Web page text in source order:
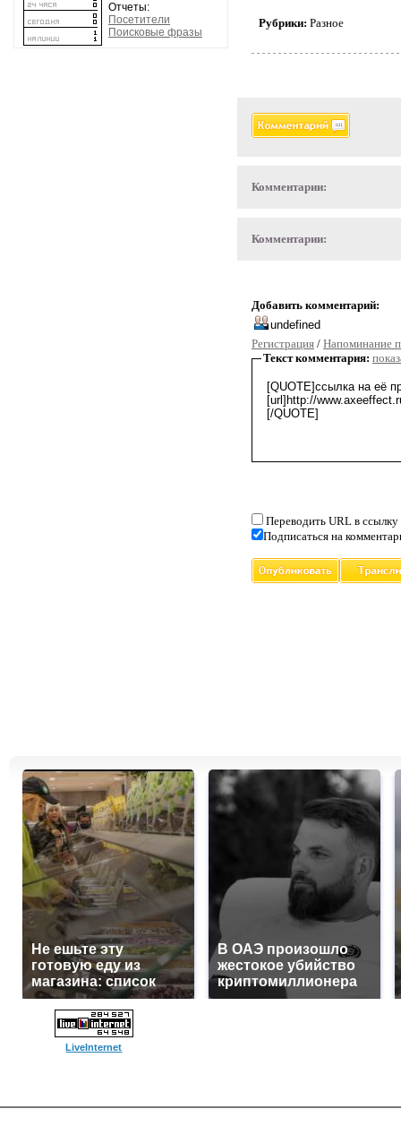
Отчеты:
Посетители
Поисковые фразы
Рубрики: Разное
Комментарии:
Комментарии:
Добавить комментарий:
Регистрация / Напоминание
Текст комментария:
Переводить URL в ссылку
Подписаться на
Не ешьте эту
готовую еду из
магазина: список
В ОАЭ произошло
жестокое убийство
криптомиллионера
LiveInternet